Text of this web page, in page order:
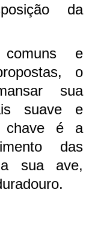
da
e
o
sua
suave e
chave é a
das
sua ave,